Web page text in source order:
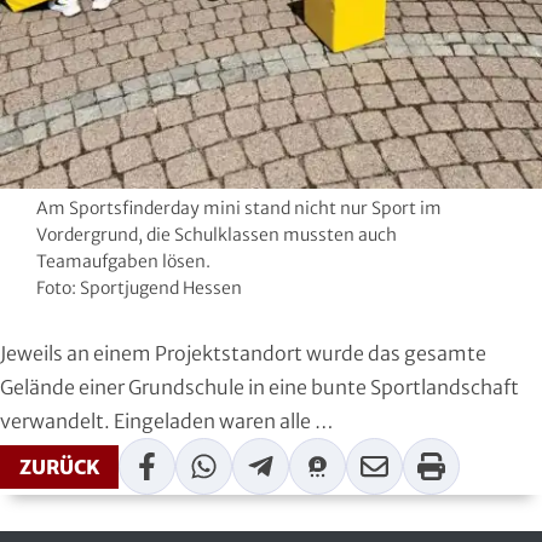
Am Sportsfinderday mini stand nicht nur Sport im
Vordergrund, die Schulklassen mussten auch
Teamaufgaben lösen.
Foto: Sportjugend Hessen
Jeweils an einem Projektstandort wurde das gesamte
Gelände einer Grundschule in eine bunte Sportlandschaft
verwandelt. Eingeladen waren alle …
ZURÜCK
FacebookWhatsAppTelegramThreema
Mail Print
Handball
Ju-Jutsu
Judo
Kanu
Karate
Kickboxen
Leichtathletik
Luftsport